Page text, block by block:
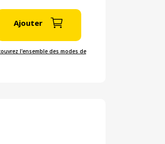
Ajouter
l'ensemble des modes de